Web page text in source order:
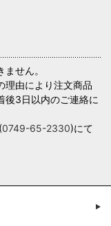
せん。
理由により注文商品
後3日以内のご連絡に
0749-65-2330)にて